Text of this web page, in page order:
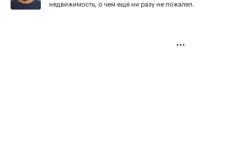
недвижимость, о чем еще ни разу не пожалел.